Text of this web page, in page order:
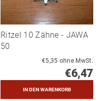
Ritzel 10 Zähne - JAWA
50
€5,35 ohne MwSt.
€6,47